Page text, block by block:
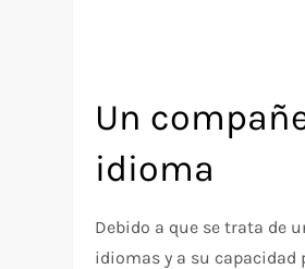
Un
idioma
Debido a que se trata de
idiomas y a su capacidad